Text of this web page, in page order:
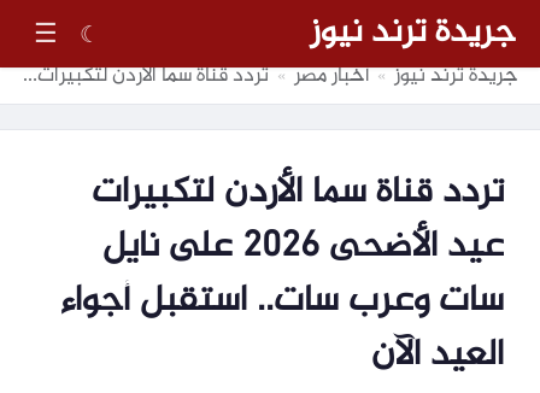
جريدة ترند نيوز ☾
☰
جريدة ترند نيوز » أخبار مصر » تردد قناة سما الأردن لتكبيرات عيد الأضحى 2026 على نايل سات وعرب سات.. استقبل أجواء العيد الآن
تردد قناة سما الأردن لتكبيرات
عيد الأضحى 2026 على نايل
سات وعرب سات.. استقبل أجواء
العيد الآن